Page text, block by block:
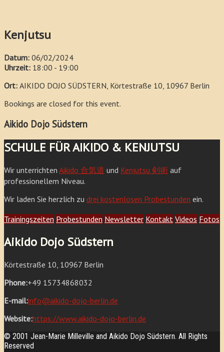
Kenjutsu
Datum: 06/02/2024
Uhrzeit: 18:00 - 19:00
Ort: AIKIDO DOJO SÜDSTERN, Körtestraße 10, 10967 Berlin
Bookings are closed for this event.
Aikido Dojo Südstern
SCHULE FÜR AIKIDO & KENJUTSU
Wir unterrichten Aikido 合気道 und Kenjutsu 剣術 auf
professionellem Niveau.
Wir laden Sie herzlich zu drei kostenlosen Probestunden ein.
Trainingszeiten Probestunden Newsletter Kontakt Videos Fotos
Aikido Dojo Südstern
Körtestraße 10, 10967 Berlin
Phone:+49 15734868032
E-mail:info@aikido-dojo-berlin.de
Website:https://www.aikido-dojo-berlin.de
© 2001 Jean-Marie Milleville and Aikido Dojo Südstern. All Rights
Reserved